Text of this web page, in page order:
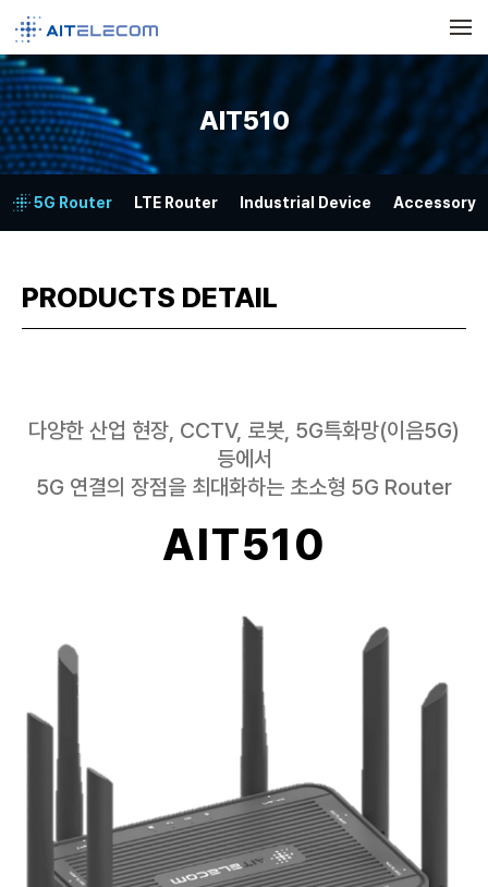
AIT510
5G Router LTE Router Industrial Device Accessory
PRODUCTS DETAIL
다양한 산업 현장, CCTV, 로봇, 5G특화망(이음5G)
등에서
5G 연결의 장점을 최대화하는 초소형 5G Router
AIT510